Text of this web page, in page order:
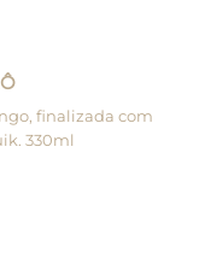
finalizada com
330ml